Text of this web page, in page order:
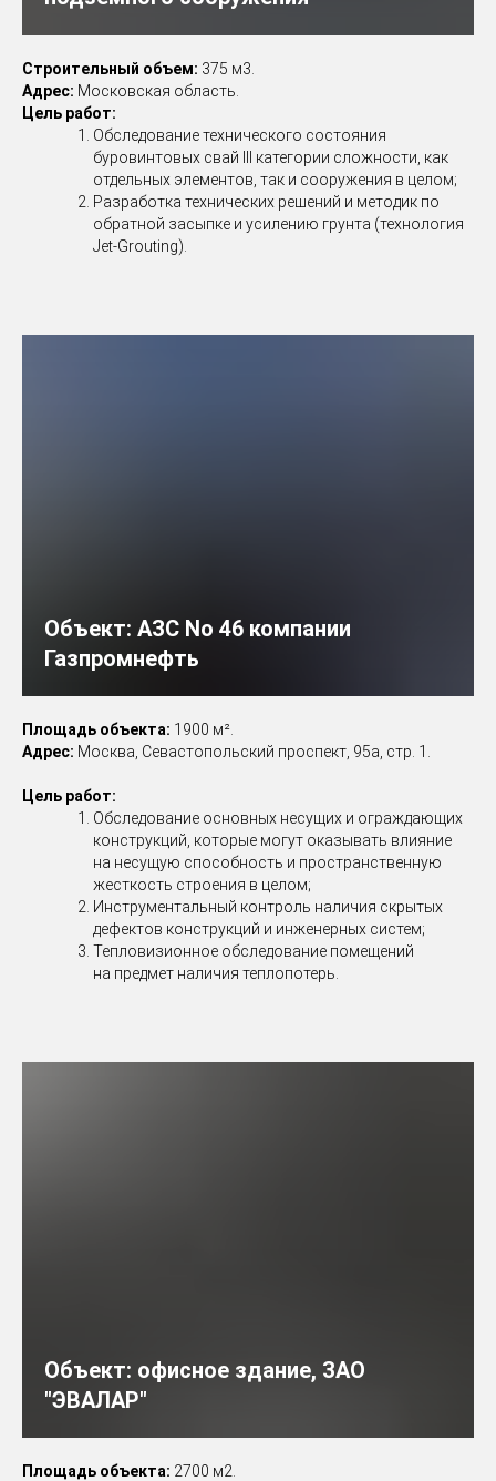
Строительный объем: 375 м3.
Адрес: Московская область.
Цель работ:
Обследование технического состояния
буровинтовых свай III категории сложности, как
отдельных элементов, так и сооружения в целом;
Разработка технических решений и методик по
обратной засыпке и усилению грунта (технология
Jet-Grouting).
Объект: АЗС No 46 компании
Газпромнефть
Площадь объекта: 1900 м².
Адрес: Москва, Севастопольский проспект, 95а, стр. 1.
Цель работ:
Обследование основных несущих и ограждающих
конструкций, которые могут оказывать влияние
на несущую способность и пространственную
жесткость строения в целом;
Инструментальный контроль наличия скрытых
дефектов конструкций и инженерных систем;
Тепловизионное обследование помещений
на предмет наличия теплопотерь.
Объект: офисное здание, ЗАО
"ЭВАЛАР"
Площадь объекта: 2700 м2.